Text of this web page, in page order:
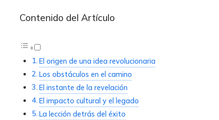
Contenido del Artículo
El origen de una idea revolucionaria
Los obstáculos en el camino
El instante de la revelación
El impacto cultural y el legado
La lección detrás del éxito